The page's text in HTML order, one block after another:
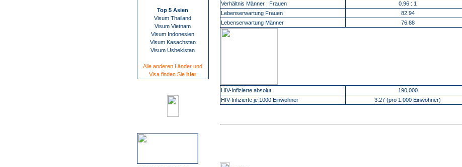
Top 5 Asien
Visum Thailand
Visum Vietnam
Visum Indonesien
Visum Kasachstan
Visum Usbekistan
Alle anderen Länder und
Visa finden Sie hier
Verhältnis Männer : Frauen
0.96 : 1
Lebenserwartung Frauen
82.94
Lebenserwartung Männer
76.88
HIV-Infizierte absolut 190,000
HIV-Infizierte je 1000 Einwohner
3.27 (pro 1.000 Einwohner)